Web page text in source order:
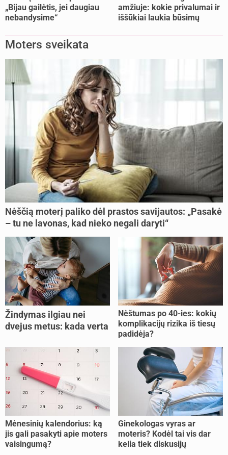
„Bijau gailėtis, jei daugiau
nebandysime“
amžiuje: kokie privalumai ir
iššūkiai laukia būsimų
Moters sveikata
Nėščią moterį paliko dėl prastos savijautos: „Pasakė
– tu ne lavonas, kad nieko negali daryti“
Žindymas ilgiau nei
dvejus metus: kada verta
nujunkyti?
Nėštumas po 40-ies: kokių
komplikacijų rizika iš tiesų
padidėja?
Mėnesinių kalendorius: ką
jis gali pasakyti apie moters
vaisingumą?
Ginekologas vyras ar
moteris? Kodėl tai vis dar
kelia tiek diskusijų